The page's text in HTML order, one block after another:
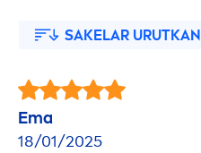
SAKELAR URUTKAN
Ema
18/01/2025